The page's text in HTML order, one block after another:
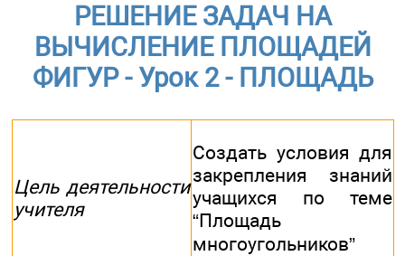
РЕШЕНИЕ ЗАДАЧ НА
ВЫЧИСЛЕНИЕ ПЛОЩАДЕЙ
ФИГУР - Урок 2 - ПЛОЩАДЬ
Цель деятельности
учителя
Создать условия для
закрепления знаний
учащихся по теме
“Площадь
многоугольников”